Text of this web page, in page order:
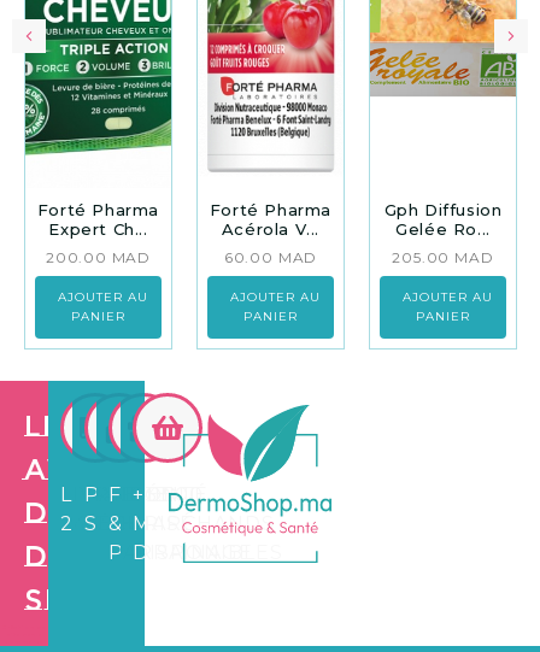
Forté Pharma
Expert Ch...
200.00 MAD
AJOUTER AU
PANIER
Forté Pharma
Acérola V...
60.00 MAD
AJOUTER AU
PANIER
Gph Diffusion
Gelée Ro...
205.00 MAD
AJOUTER AU
PANIER
Les
avantages
de
Dermo
Shop
LIVRAISON
24/72H
PAIEMENT
SÉCURISÉ
FIDÉLITÉ
&
PARRAINAGE
+3.500
MARCHANDS
DISPONIBLES